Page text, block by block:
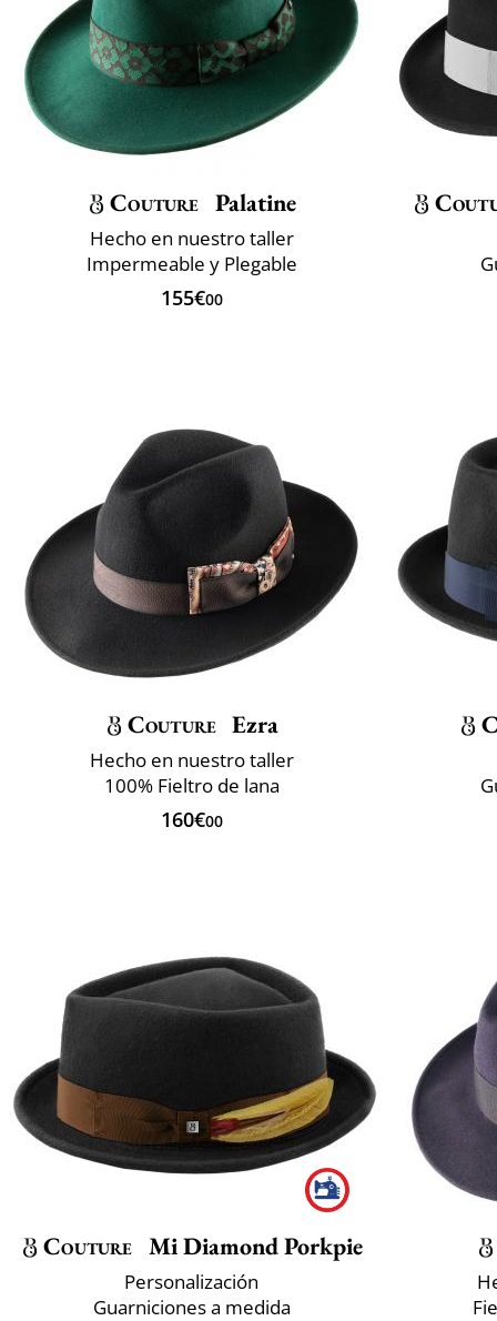
Couture Palatine
Hecho en nuestro taller
Impermeable y Plegable
155€00
Couture Ezra
Hecho en nuestro taller
100% Fieltro de lana
160€00
Couture Mi Diamond Porkpie
Personalización
Guarniciones a medida